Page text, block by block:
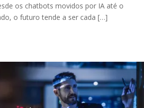
os chatbots movidos por IA até o
o futuro tende a ser cada […]